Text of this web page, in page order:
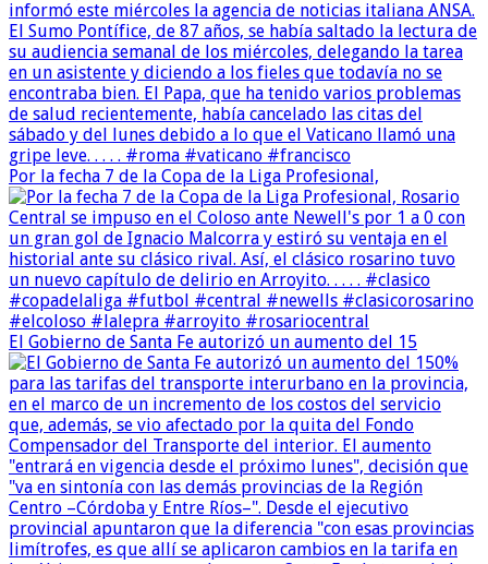
Por la fecha 7 de la Copa de la Liga Profesional,
El Gobierno de Santa Fe autorizó un aumento del 15